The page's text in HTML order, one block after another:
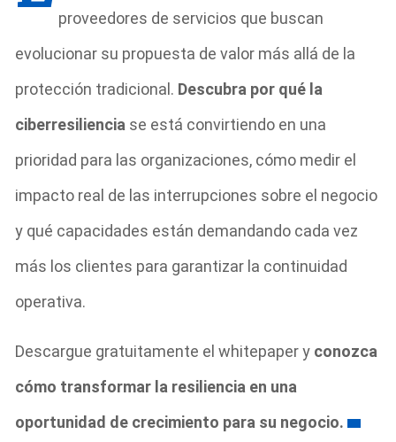
proveedores de servicios que buscan
evolucionar su propuesta de valor más allá de la
protección tradicional. Descubra por qué la
ciberresiliencia se está convirtiendo en una
prioridad para las organizaciones, cómo medir el
impacto real de las interrupciones sobre el negocio
y qué capacidades están demandando cada vez
más los clientes para garantizar la continuidad
operativa.
Descargue gratuitamente el whitepaper y conozca
cómo transformar la resiliencia en una
oportunidad de crecimiento para su negocio.